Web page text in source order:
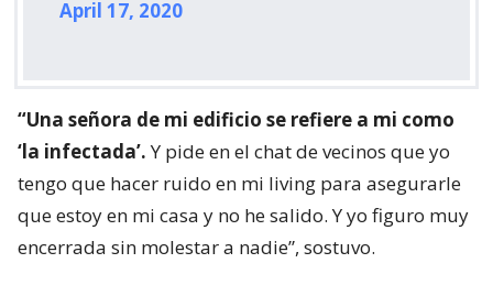
April 17, 2020
“Una señora de mi edificio se refiere a mi como
‘la infectada’.Y pide en el chat de vecinos que yo
tengo que hacer ruido en mi living para asegurarle
que estoy en mi casa y no he salido. Y yo figuro muy
encerrada sin molestar a nadie”, sostuvo.